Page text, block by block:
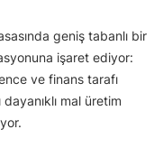
geniş tabanlı bir
işaret ediyor:
ve finans tarafı
mal üretim